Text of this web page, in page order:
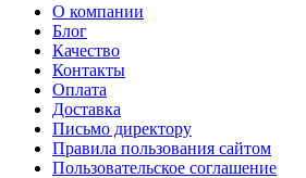
О компании
Блог
Качество
Контакты
Оплата
Доставка
Письмо директору
Правила пользования сайтом
Пользовательское соглашение